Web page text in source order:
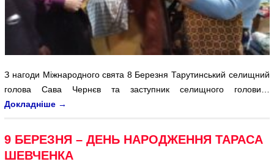
З нагоди Міжнародного свята 8 Березня Тарутинський селищний
голова Сава Чернєв та заступник селищного голови…
Докладніше →
9 БЕРЕЗНЯ – ДЕНЬ НАРОДЖЕННЯ ТАРАСА
ШЕВЧЕНКА